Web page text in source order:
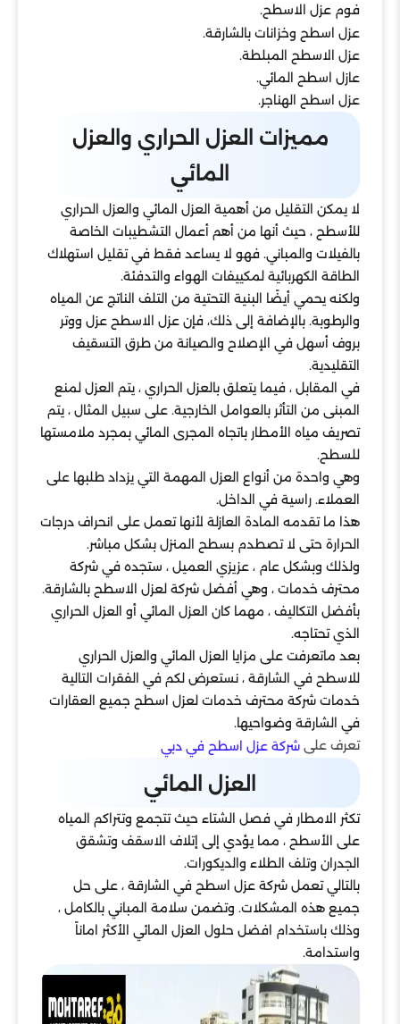
فوم عزل الاسطح.
عزل اسطح وخزانات بالشارقة.
عزل الاسطح المبلطة.
عازل اسطح المائي.
عزل اسطح الهناجر.
مميزات العزل الحراري والعزل
المائي
لا يمكن التقليل من أهمية العزل المائي والعزل الحراري
للأسطح ، حيث أنها من أهم أعمال التشطيبات الخاصة
بالفيلات والمباني. فهو لا يساعد فقط في تقليل استهلاك
الطاقة الكهربائية لمكييفات الهواء والتدفئة.
ولكنه يحمي أيضًا البنية التحتية من التلف الناتج عن المياه
والرطوبة. بالإضافة إلى ذلك، فإن عزل الاسطح عزل ووتر
بروف أسهل في الإصلاح والصيانة من طرق التسقيف
التقليدية.
في المقابل ، فيما يتعلق بالعزل الحراري ، يتم العزل لمنع
المبنى من التأثر بالعوامل الخارجية. على سبيل المثال ، يتم
تصريف مياه الأمطار باتجاه المجرى المائي بمجرد ملامستها
للسطح.
وهي واحدة من أنواع العزل المهمة التي يزداد طلبها على
العملاء. راسية في الداخل.
هذا ما تقدمه المادة العازلة لأنها تعمل على انحراف درجات
الحرارة حتى لا تصطدم بسطح المنزل بشكل مباشر.
ولذلك وبشكل عام ، عزيزي العميل ، ستجده في شركة
محترف خدمات ، وهي أفضل شركة لعزل الاسطح بالشارقة.
بأفضل التكاليف ، مهما كان العزل المائي أو العزل الحراري
الذي تحتاجه.
بعد ماتعرفت على مزايا العزل المائي والعزل الحراري
للاسطح في الشارقة ، نستعرض لكم في الفقرات التالية
خدمات شركة محترف خدمات لعزل اسطح جميع العقارات
في الشارقة وضواحيها.
تعرف على شركة عزل اسطح في دبي
العزل المائي
تكثر الامطار في فصل الشتاء حيث تتجمع وتتراكم المياه
على الأسطح ، مما يؤدي إلى إتلاف الاسقف وتشقق
الجدران وتلف الطلاء والديكورات.
بالتالي تعمل شركة عزل اسطح في الشارقة ، على حل
جميع هذه المشكلات. وتضمن سلامة المباني بالكامل ،
وذلك باستخدام افضل حلول العزل المائي الأكثر اماناً
واستدامة.